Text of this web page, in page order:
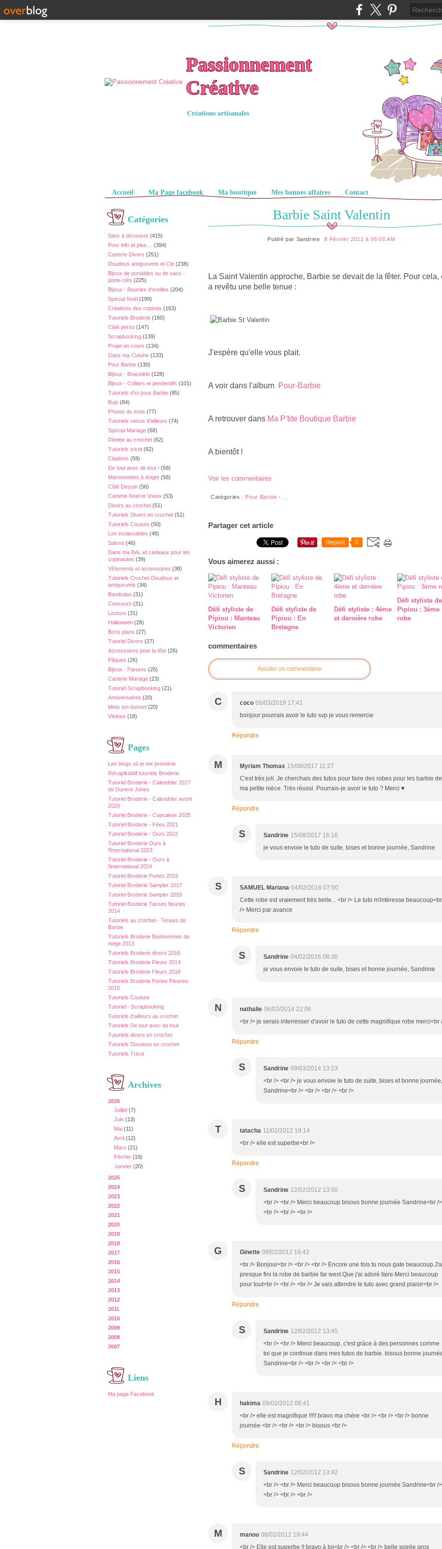
Passionnement
Créative
Créations artisanales
Pages
Accueil Ma Page facebook Ma boutique Mes bonnes affaires Contact
Catégories
Sites à découvrir (415)
Pour info et plus ...
(394)
Carterie Divers (251)
Doudous amigurumis et Cie (238)
Bijoux de portables ou de sacs -
porte-clés (225)
Bijoux - Boucles d'oreilles (204)
Spécial Noël (199)
Créations des copines (163)
Tutoriels Broderie (160)
Côté perso (147)
Scrapbooking (139)
Projet en cours (134)
Dans ma Cuisine (133)
Pour Barbie (130)
Bijoux - Bracelets (128)
Bijoux - Colliers et pendentifs (101)
Tutoriels d'ici pour Barbie (85)
Bujo (84)
Photos du mois (77)
Tutoriels venus d'ailleurs (74)
Spécial Mariage (68)
Dinette au crochet (62)
Tutoriels tricot (62)
Citations (59)
De tout avec de tout ! (58)
Marionnettes à doigts (58)
Côté Dessin (56)
Carterie Noel et Voeux (53)
Divers au crochet (51)
Tutoriels Divers en crochet (51)
Tutoriels Couture (50)
Les inclassables (48)
Salons (46)
Dans ma BAL et cadeaux pour les
copinautes (39)
Vêtements et accessoires (38)
Tutoriels Crochet Doudous et
amigurumis (34)
Bambolas (31)
Concours (31)
Lecture (31)
Halloween (28)
Bons plans (27)
Tutoriel Divers (27)
Accessoires pour la tête (26)
Pâques (26)
Bijoux - Parures (25)
Carterie Mariage (23)
Tutoriel Scrapbooking (21)
Anniversaires (20)
Mets ton bonnet (20)
Vitrines (18)
Pages
Les blogs où je me promène
Récapitulatif tutoriels Broderie
Tutoriel Broderie - Calendrier 2017
de Durene Jones
Tutoriel Broderie - Calendrier avent
2020
Tutoriel Broderie - Cupcakes 2025
Tutoriel Broderie - Fées 2021
Tutoriel Broderie - Ours 2022
Tutoriel Broderie Ours à
l'International 2023
Tutoriel Broderie - Ours à
l'international 2024
Tutoriel Broderie Portes 2015
Tutoriel Broderie Sampler 2017
Tutoriel Broderie Sampler 2019
Tutoriel Broderie Tasses fleuries
2014
Tutoriels au crochet - Tenues de
Barbie
Tutoriels Broderie Bonhommes de
neige 2013
Tutoriels Broderie divers 2016
Tutoriels Broderie Fleurs 2014
Tutoriels Broderie Fleurs 2018
Tutoriels Broderie Portes Fleuries
2015
Tutoriels Couture
Tutoriel - Scrapbooking
Tutoriels d'ailleurs au crochet
Tutoriels De tout avec de tout
Tutoriels divers en crochet
Tutoriels Doudous en crochet
Tutoriels Tricot
Archives
2026
Juillet (7)
Juin (13)
Mai (11)
Avril (12)
Mars (21)
Février (19)
Janvier (20)
2025
2024
2023
2022
2021
2020
2019
2018
2017
2016
2015
2014
2013
2012
2011
2010
2009
2008
2007
Liens
Ma page Facebook
Barbie Saint Valentin
Publié par Sandrine 8 Février 2012 à 06:00 AM
La Saint Valentin approche, Barbie se devait de la fêter. Pour cela,
a revêtu une belle tenue :
J'espère qu'elle vous plait.
A voir dans l'album Pour-Barbie
A retrouver dans Ma P'tite Boutique Barbie
A bientôt !
Voir les commentaires
Catégories : Pour Barbie -
Partager cet article
Repost 0
Vous aimerez aussi :
Défi styliste de
Pipiou : Manteau
Victorien
Défi styliste de
Pipiou : En
Bretagne
Défi styliste : 4ème
et dernière robe
Défi styliste de
Pipiou : 3ème
robe
commentaires
Ajouter un commentaire
C coco 06/03/2019 17:41
bonjour pourrais avoir le tuto svp je vous remercie
Répondre
M Myriam Thomas 15/08/2017 11:27
C'est très joli. Je cherchais des tutos pour faire des robes pour les barbie de
ma petite nièce. Très réussi. Pourrais-je avoir le tuto ? Merci ♥
Répondre
S Sandrine 15/08/2017 16:16
je vous envoie le tuto de suite, bises et bonne journée, Sandrine
S SAMUEL Mariana 04/02/2016 07:50
Cette robe est vraiement très belle... <br /> Le tuto m'intéresse beaucoup<br
/> Merci par avance
Répondre
S Sandrine 04/02/2016 08:30
je vous envoie le tuto de suite, bises et bonne journée, Sandrine
N nathalie 06/03/2014 22:06
<br /> je serais interresser d'avoir le tuto de cette magnifique robe merci<br
Répondre
S Sandrine 09/03/2014 13:23
<br /> <br /> je vous envoie le tuto de suite, bises et bonne journée,
Sandrine<br /> <br /> <br /> <br />
T tatacha 11/02/2012 19:14
<br /> elle est superbe<br />
Répondre
S Sandrine 12/02/2012 13:50
<br /> <br /> Merci beaucoup bisous bonne journée Sandrine<br />
<br /> <br /> <br />
G Ginette 09/02/2012 16:42
<br /> Bonjour<br /> <br /> <br /> Encore une fois tu nous gate
presque fini la robe de barbie far west.Que j'ai adoré faire.Merci beaucoup
pour tout<br /> <br /> <br /> Je vais attendre le tuto avec grand plaisir<br />
Répondre
S Sandrine 12/02/2012 13:45
<br /> <br /> Merci beaucoup, c'est gràce à des personnes comme
toi que je continue dans mes tutos de barbie. bisous bonne
Sandrine<br /> <br /> <br /> <br />
H hakima 09/02/2012 08:41
<br /> elle est magnifique !!!!! bravo ma chère <br /> <br /> <br /> bonne
journée <br /> <br /> <br /> bisous <br />
Répondre
S Sandrine 12/02/2012 13:42
<br /> <br /> Merci beaucoup bisous bonne journée Sandrine<br />
<br /> <br /> <br />
M manou 08/02/2012 19:44
<br /> Elle est superbe !! bravo à toi<br /> <br /> <br /> belle soirée gros